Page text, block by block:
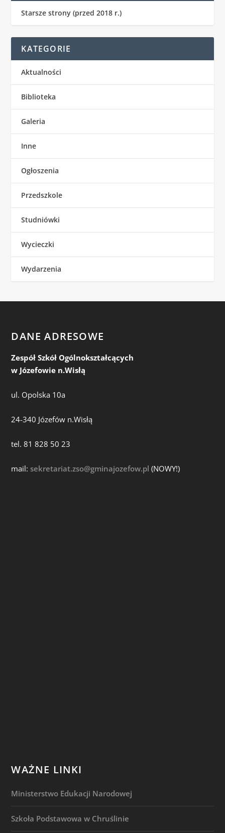
Starsze strony (przed 2018 r.)
KATEGORIE
Aktualności
Biblioteka
Galeria
Inne
Ogłoszenia
Przedszkole
Studniówki
Wycieczki
Wydarzenia
DANE ADRESOWE
Zespół Szkół Ogólnokształcących
w Józefowie n.Wisłą
ul. Opolska 10a
24-340 Józefów n.Wisłą
tel. 81 828 50 23
mail:sekretariat.zso@gminajozefow.pl (NOWY!)
WAŻNE LINKI
Ministerstwo Edukacji Narodowej
Szkoła Podstawowa w Chruślinie